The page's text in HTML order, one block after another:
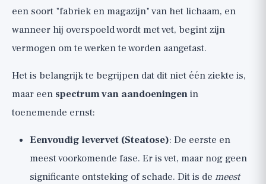
een soort "fabriek en magazijn" van het lichaam, en
wanneer hij overspoeld wordt met vet, begint zijn
vermogen om te werken te worden aangetast.
Het is belangrijk te begrijpen dat dit niet één ziekte is,
maar een spectrum van aandoeningenin
toenemende ernst:
Eenvoudig levervet (Steatose): De eerste en
meest voorkomende fase. Er is vet, maar nog geen
significante ontsteking of schade. Dit is de meest